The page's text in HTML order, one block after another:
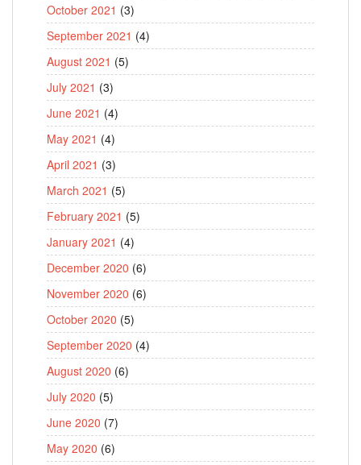
October 2021 (3)
September 2021 (4)
August 2021 (5)
July 2021 (3)
June 2021 (4)
May 2021 (4)
April 2021 (3)
March 2021 (5)
February 2021 (5)
January 2021 (4)
December 2020 (6)
November 2020 (6)
October 2020 (5)
September 2020 (4)
August 2020 (6)
July 2020 (5)
June 2020 (7)
May 2020 (6)